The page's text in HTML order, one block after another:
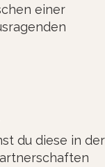
einer
du diese in der